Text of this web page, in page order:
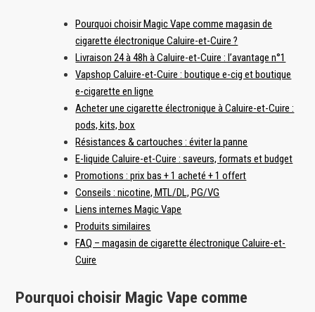
Pourquoi choisir Magic Vape comme magasin de
cigarette électronique Caluire-et-Cuire ?
Livraison 24 à 48h à Caluire-et-Cuire : l’avantage n°1
Vapshop Caluire-et-Cuire : boutique e-cig et boutique
e-cigarette en ligne
Acheter une cigarette électronique à Caluire-et-Cuire :
pods, kits, box
Résistances & cartouches : éviter la panne
E-liquide Caluire-et-Cuire : saveurs, formats et budget
Promotions : prix bas + 1 acheté + 1 offert
Conseils : nicotine, MTL/DL, PG/VG
Liens internes Magic Vape
Produits similaires
FAQ – magasin de cigarette électronique Caluire-et-
Cuire
Pourquoi choisir Magic Vape comme